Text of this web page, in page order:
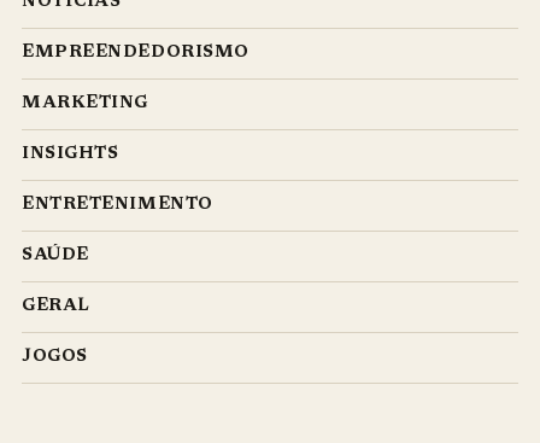
EMPREENDEDORISMO
MARKETING
INSIGHTS
ENTRETENIMENTO
SAÚDE
GERAL
JOGOS